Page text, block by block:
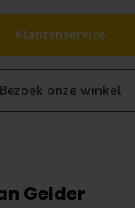
Klantenservice
Bezoek onze winkel
Gelder